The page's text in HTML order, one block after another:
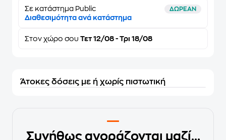
Σε κατάστημα Public ΔΩΡΕΑΝ
Διαθεσιμότητα ανά κατάστημα
Στον χώρο σου Τετ 12/08 - Τρι 18/08
Άτοκες δόσεις με ή χωρίς πιστωτική
Συνήθως αγοράζονται μαζί...